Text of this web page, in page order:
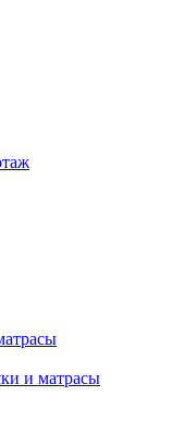
и матрасы